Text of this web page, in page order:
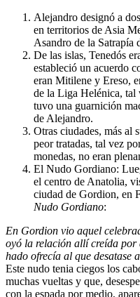
Alejandro designó a
en territorios de Asia
Asandro de la Satrapía
De las islas, Tenedós
estableció un acuerdo
eran Mitilene y Ereso,
de la Liga Helénica,
tuvo una guarnición
de Alejandro.
Otras ciudades, más al
peor tratadas, tal vez
monedas, no eran
El Nudo Gordiano:
el centro de Anatolia,
ciudad de Gordion, en
Nudo Gordiano:
En Gordion vio aquel
oyó la relación allí creída por
hado ofrecía al que desatase
Este nudo tenia ciegos los
muchas vueltas y que,
con la espada por medio,